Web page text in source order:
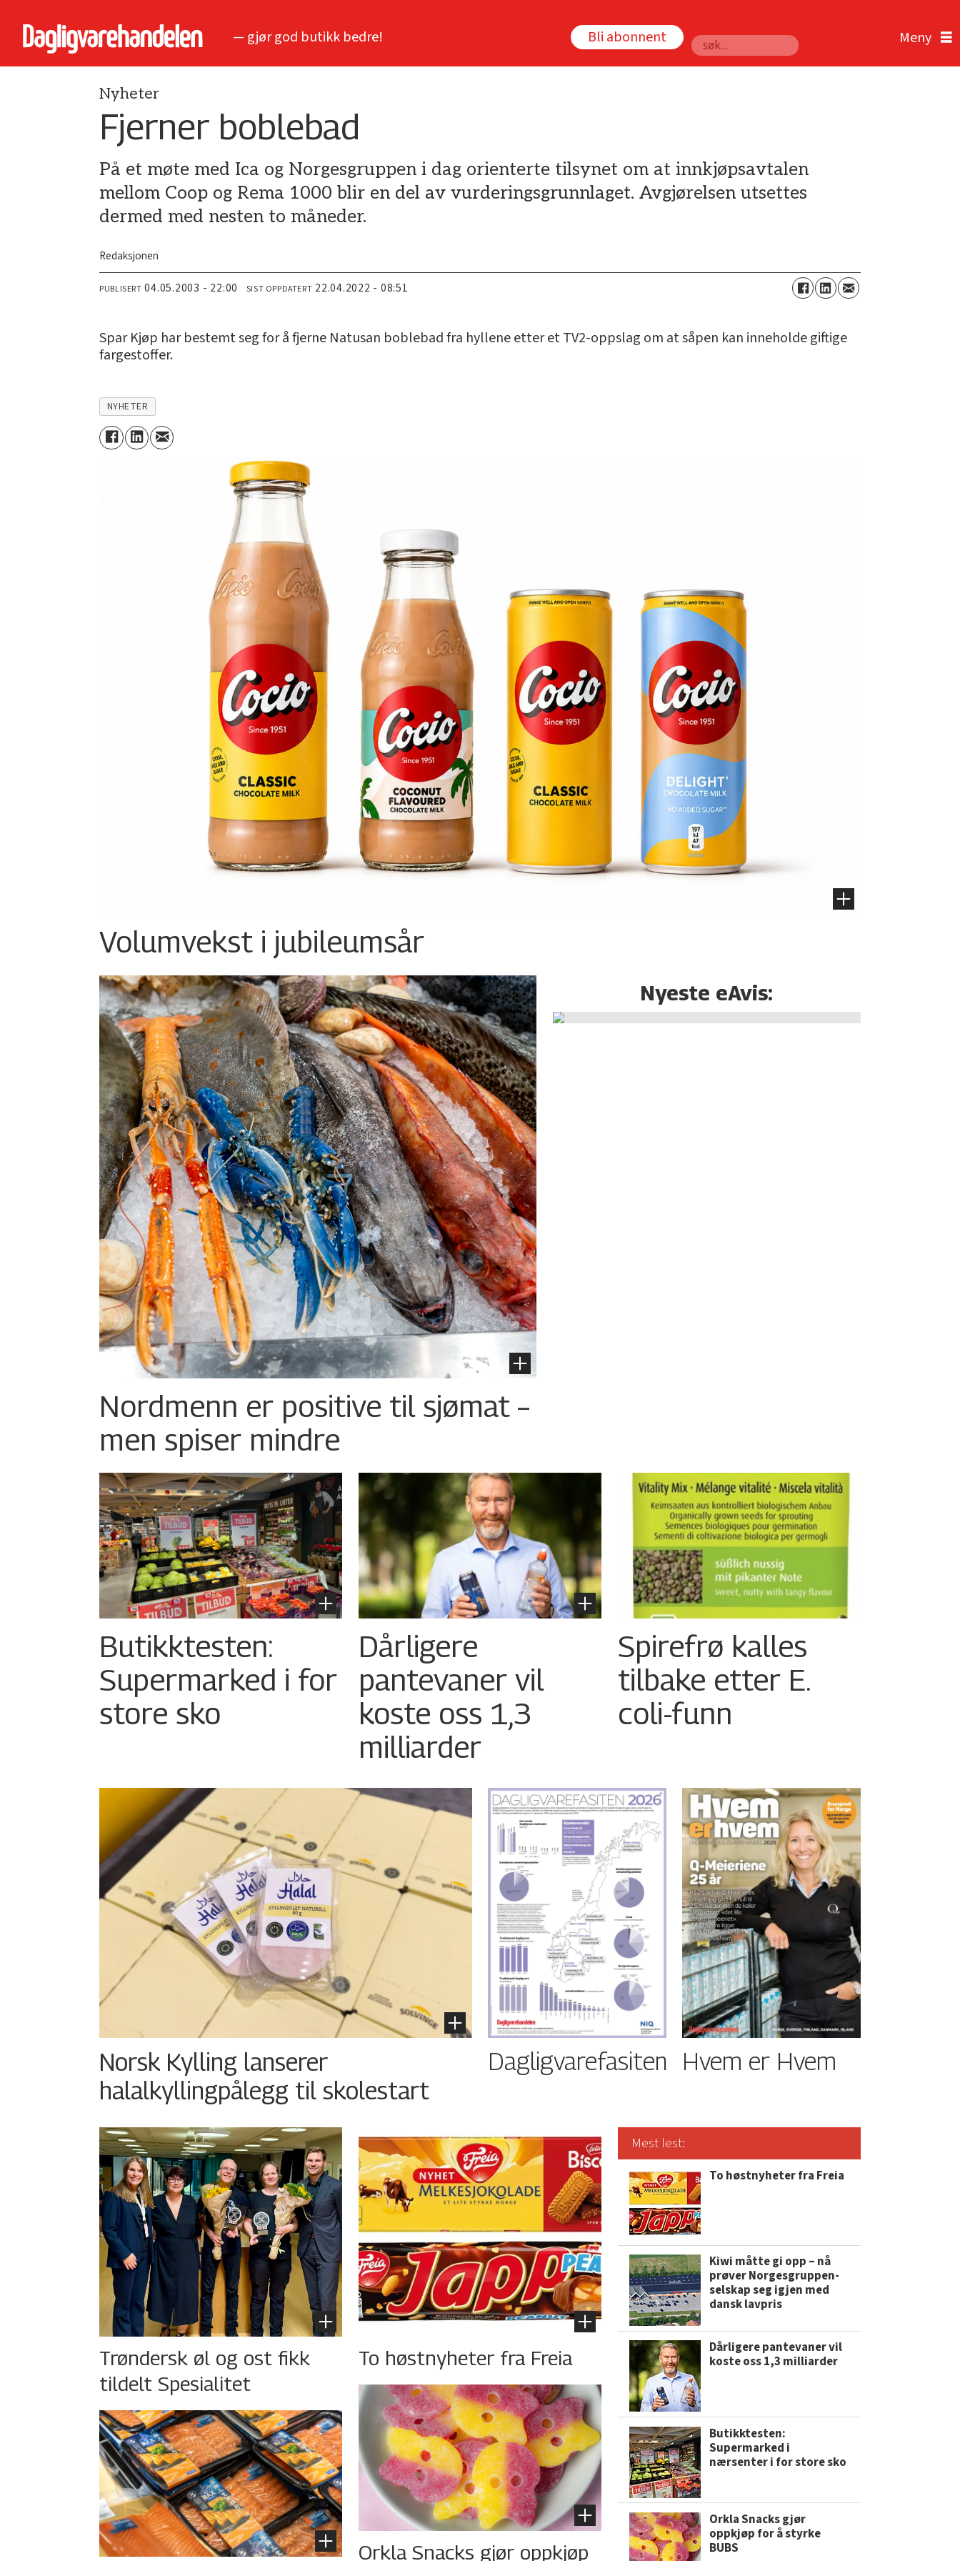
— gjør god butikk bedre! Bli abonnent
Søk
Nyheter
Fjerner boblebad
På et møte med Ica og Norgesgruppen i dag orienterte tilsynet om at innkjøpsavtalen
mellom Coop og Rema 1000 blir en del av vurderingsgrunnlaget. Avgjørelsen utsettes
dermed med nesten to måneder.
Redaksjonen
PUBLISERT 04.05.2003 - 22:00 SIST OPPDATERT 22.04.2022 - 08:51
Spar Kjøp har bestemt seg for å fjerne Natusan boblebad fra hyllene etter et TV2-oppslag om at såpen kan inneholde giftige
fargestoffer.
NYHETER
Volumvekst i jubileumsår
Nordmenn er positive til sjømat –
men spiser mindre
Nyeste eAvis:
Butikktesten:
Supermarked i for
store sko
Dårligere
pantevaner vil
koste oss 1,3
milliarder
Spirefrø kalles
tilbake etter E.
coli-funn
Norsk Kylling lanserer
halalkyllingpålegg til skolestart
Dagligvarefasiten Hvem er Hvem
Trøndersk øl og ost fikk
tildelt Spesialitet
To høstnyheter fra Freia
Orkla Snacks gjør oppkjøp
Mest lest:
To høstnyheter fra Freia
Kiwi måtte gi opp – nå
prøver Norgesgruppen-
selskap seg igjen med
dansk lavpris
Dårligere pantevaner vil
koste oss 1,3 milliarder
Butikktesten:
Supermarked i
nærsenter i for store sko
Orkla Snacks gjør
oppkjøp for å styrke
BUBS